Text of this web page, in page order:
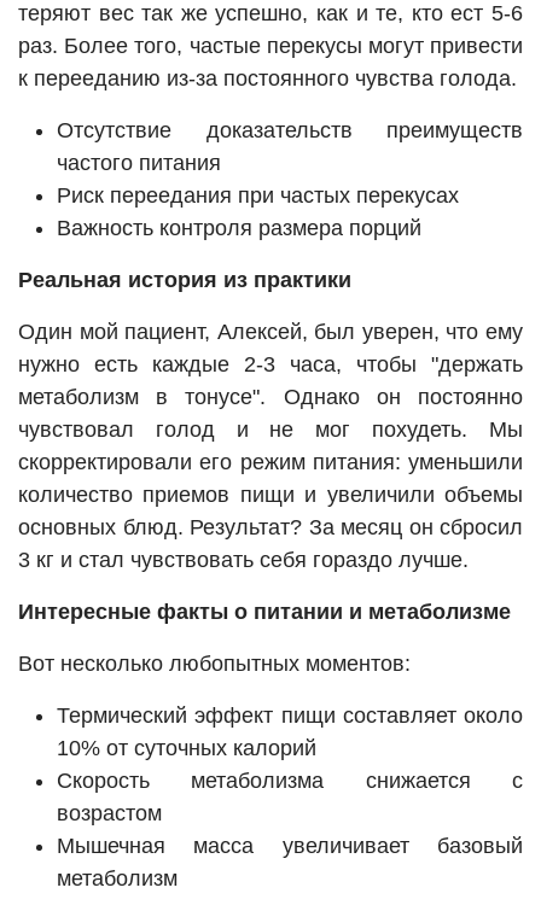
теряют вес так же успешно, как и те, кто ест 5-6
раз. Более того, частые перекусы могут привести
к перееданию из-за постоянного чувства голода.
Отсутствие доказательств преимуществ
частого питания
Риск переедания при частых перекусах
Важность контроля размера порций
Реальная история из практики
Один мой пациент, Алексей, был уверен, что ему
нужно есть каждые 2-3 часа, чтобы "держать
метаболизм в тонусе". Однако он постоянно
чувствовал голод и не мог похудеть. Мы
скорректировали его режим питания: уменьшили
количество приемов пищи и увеличили объемы
основных блюд. Результат? За месяц он сбросил
3 кг и стал чувствовать себя гораздо лучше.
Интересные факты о питании и метаболизме
Вот несколько любопытных моментов:
Термический эффект пищи составляет около
10% от суточных калорий
Скорость метаболизма снижается с
возрастом
Мышечная масса увеличивает базовый
метаболизм